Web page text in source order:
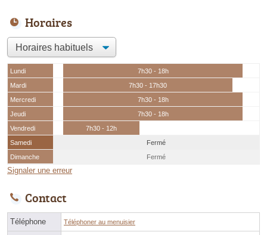
Horaires
Lundi
7h30 - 18h
Mardi
7h30 - 17h30
Mercredi
7h30 - 18h
Jeudi
7h30 - 18h
Vendredi
7h30 - 12h
Samedi
Fermé
Dimanche
Fermé
Signaler une erreur
Contact
Téléphone Téléphoner au menuisier